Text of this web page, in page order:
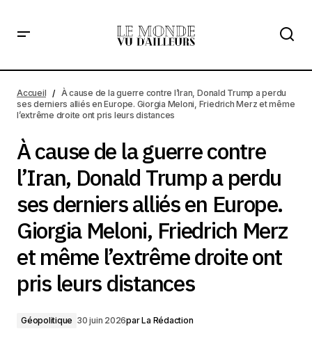
ses derniers alliés en Europe. Giorgia Meloni, Friedrich
Merz et même l’extrême droite ont pris leurs distances
Accueil
À cause de la guerre contre l’Iran, Donald Trump a perdu
ses derniers alliés en Europe. Giorgia Meloni, Friedrich Merz et même
l’extrême droite ont pris leurs distances
À cause de la guerre contre
l’Iran, Donald Trump a perdu
ses derniers alliés en Europe.
Giorgia Meloni, Friedrich Merz
et même l’extrême droite ont
pris leurs distances
Géopolitique 30 juin 2026parLa Rédaction